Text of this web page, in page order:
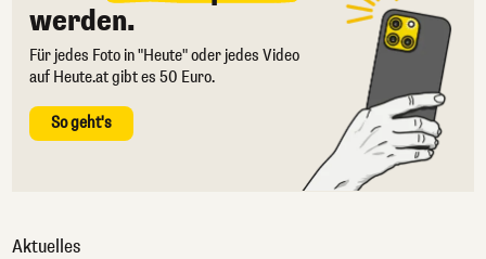
werden.
Für jedes Foto in "Heute" oder jedes Video
auf Heute.at gibt es 50 Euro.
So geht's
Aktuelles